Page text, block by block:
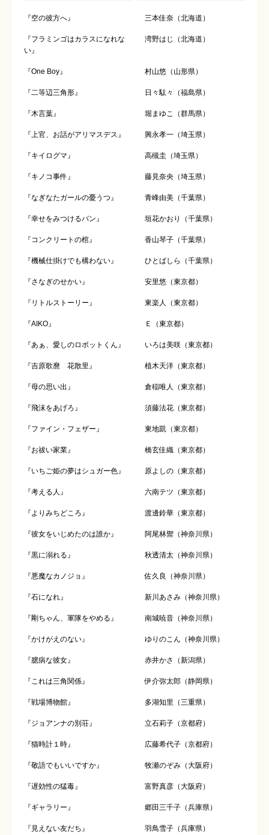
『空の彼方へ』 三本佳奈（北海道）
『フラミンゴはカラスになれな
い』
湾野はじ（北海道）
『One Boy』 村山悠（山形県）
『二等辺三角形』 日々駄々（福島県）
『木言葉』 堀まゆこ（群馬県）
『上官、お話がアリマスデス』 興永孝一（埼玉県）
『キイログマ』 高槻圭（埼玉県）
『キノコ事件』 藤見奈央（埼玉県）
『なぎなたガールの憂うつ』 青峰由美（千葉県）
『幸せをみつけるパン』 垣花かおり（千葉県）
『コンクリートの棺』 香山琴子（千葉県）
『機械仕掛けでも構わない』 ひとばしら（千葉県）
『さなぎのせかい』 安里悠（東京都）
『リトルストーリー』 東楽人（東京都）
『AIKO』 Ｅ（東京都）
『あぁ、愛しのロボットくん』 いろは美咲（東京都）
『吉原歌麿 花散里』 植木天洋（東京都）
『母の思い出』 倉稲唯人（東京都）
『飛沫をあげろ』 須藤法花（東京都）
『ファイン・フェザー』 東地凱（東京都）
『お祓い家業』 橋玄佳織（東京都）
『いちご姫の夢はシュガー色』 原よしの（東京都）
『考える人』 六南テツ（東京都）
『よりみちどころ』 渡邊鈴華（東京都）
『彼女をいじめたのは誰か』 阿尾林禦（神奈川県）
『黒に溺れる』 秋透清太（神奈川県）
『悪魔なカノジョ』 佐久良（神奈川県）
『石になれ』 新川あさみ（神奈川県）
『剛ちゃん、軍隊をやめる』 南城暁音（神奈川県）
『かけがえのない』 ゆりのこん（神奈川県）
『臆病な彼女』 赤井かさ（新潟県）
『これは三角関係』 伊介弥太郎（静岡県）
『戦場博物館』 多湖知里（三重県）
『ジョアンナの別荘』 立石莉子（京都府）
『猫時計１時』 広藤希代子（京都府）
『敬語でもいいですか』 牧瀬のぞみ（大阪府）
『遅効性の猛毒』 富野真彦（大阪府）
『ギャラリー』 郷田三千子（兵庫県）
『見えない友だち』 羽鳥雪子（兵庫県）